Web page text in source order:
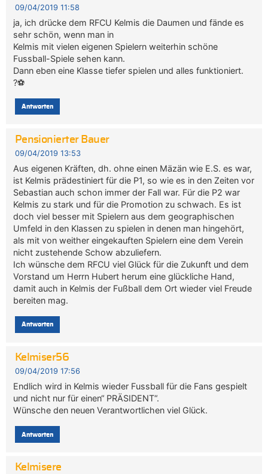
09/04/2019 11:58
ja, ich drücke dem RFCU Kelmis die Daumen und fände es
sehr schön, wenn man in
Kelmis mit vielen eigenen Spielern weiterhin schöne
Fussball-Spiele sehen kann.
Dann eben eine Klasse tiefer spielen und alles funktioniert.
?⚽️
Antworten
Pensionierter Bauer
09/04/2019 13:53
Aus eigenen Kräften, dh. ohne einen Mäzän wie E.S. es war,
ist Kelmis prädestiniert für die P1, so wie es in den Zeiten vor
Sebastian auch schon immer der Fall war. Für die P2 war
Kelmis zu stark und für die Promotion zu schwach. Es ist
doch viel besser mit Spielern aus dem geographischen
Umfeld in den Klassen zu spielen in denen man hingehört,
als mit von weither eingekauften Spielern eine dem Verein
nicht zustehende Schow abzuliefern.
Ich wünsche dem RFCU viel Glück für die Zukunft und dem
Vorstand um Herrn Hubert herum eine glückliche Hand,
damit auch in Kelmis der Fußball dem Ort wieder viel Freude
bereiten mag.
Antworten
Kelmiser56
09/04/2019 17:56
Endlich wird in Kelmis wieder Fussball für die Fans gespielt
und nicht nur für einen“ PRÄSIDENT“.
Wünsche den neuen Verantwortlichen viel Glück.
Antworten
Kelmisere